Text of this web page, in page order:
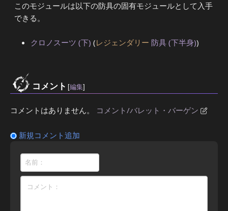
このモジュールは以下の防具の固有モジュールとして入手
できる。
クロノスーツ (下) (レジェンダリー 防具 (下半身))
コメント [編集]
コメントはありません。 コメント/バレット・バーゲン
新規コメント追加